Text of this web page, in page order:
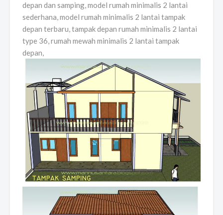
depan dan samping, model rumah minimalis 2 lantai
sederhana, model rumah minimalis 2 lantai tampak
depan terbaru, tampak depan rumah minimalis 2 lantai
type 36, rumah mewah minimalis 2 lantai tampak
depan,